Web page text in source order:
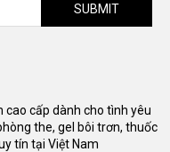
SUBMIT
cao cấp dành cho tình yêu
the, gel bôi trơn, thuốc
tín tại Việt Nam